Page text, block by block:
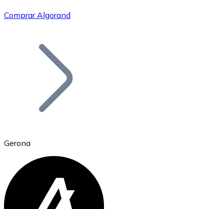
Bitcoin
Ethereum
Comprar Algorand
Gerona